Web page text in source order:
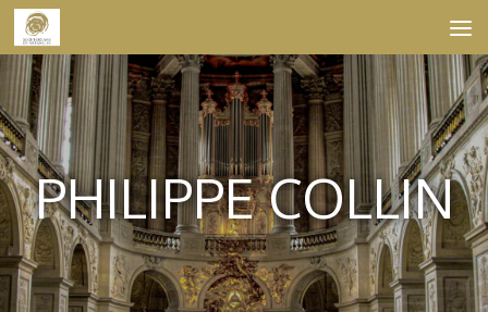
Skip to content
PHILIPPE COLLIN